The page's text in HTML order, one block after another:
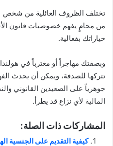
تختلف الظروف العائلية من شخص
من محامٍ يفهم خصوصيات قانون
خياراتك بفعالية.
وبصفتك مهاجراً أو مغترباً في
تتركها للصدفة، ويمكن أن يحدث
جوهرياً على الصعيدين القانوني
المالية لأي نزاع قد يطرأ.
المشاركات ذات الصلة:
كيفية التقديم على الجنسية